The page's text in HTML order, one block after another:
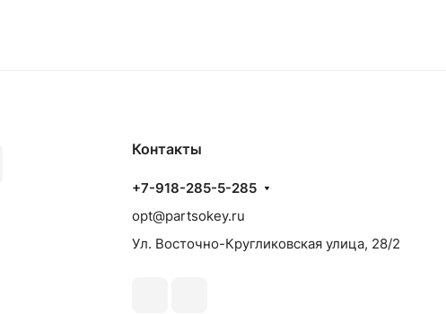
Контакты
+7-918-285-5-285
opt@partsokey.ru
Ул. Восточно-Кругликовская улица, 28/2